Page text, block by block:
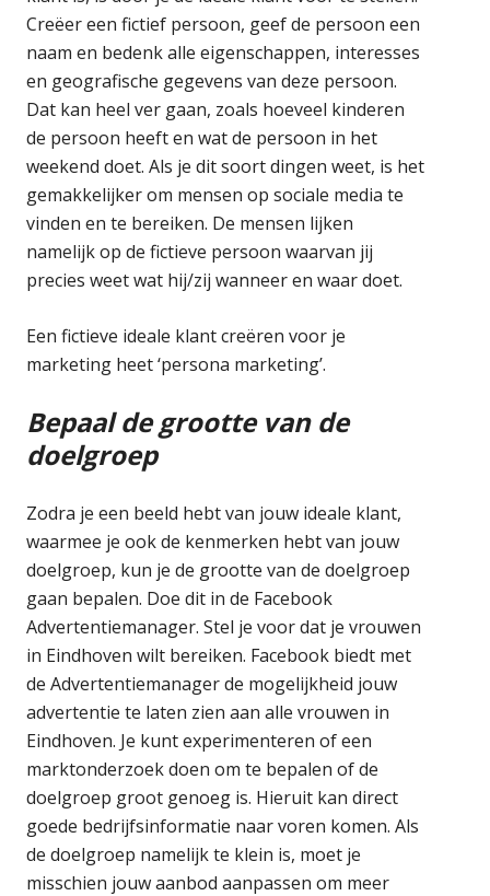
Creëer een fictief persoon, geef de persoon een
naam en bedenk alle eigenschappen, interesses
en geografische gegevens van deze persoon.
Dat kan heel ver gaan, zoals hoeveel kinderen
de persoon heeft en wat de persoon in het
weekend doet. Als je dit soort dingen weet, is het
gemakkelijker om mensen op sociale media te
vinden en te bereiken. De mensen lijken
namelijk op de fictieve persoon waarvan jij
precies weet wat hij/zij wanneer en waar doet.
Een fictieve ideale klant creëren voor je
marketing heet ‘persona marketing’.
Bepaal de grootte van de
doelgroep
Zodra je een beeld hebt van jouw ideale klant,
waarmee je ook de kenmerken hebt van jouw
doelgroep, kun je de grootte van de doelgroep
gaan bepalen. Doe dit in de Facebook
Advertentiemanager. Stel je voor dat je vrouwen
in Eindhoven wilt bereiken. Facebook biedt met
de Advertentiemanager de mogelijkheid jouw
advertentie te laten zien aan alle vrouwen in
Eindhoven. Je kunt experimenteren of een
marktonderzoek doen om te bepalen of de
doelgroep groot genoeg is. Hieruit kan direct
goede bedrijfsinformatie naar voren komen. Als
de doelgroep namelijk te klein is, moet je
misschien jouw aanbod aanpassen om meer